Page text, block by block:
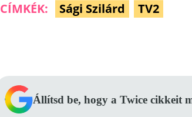
CÍMKÉK: Sági Szilárd TV2
Állítsd be, hogy a Twice cikkeit